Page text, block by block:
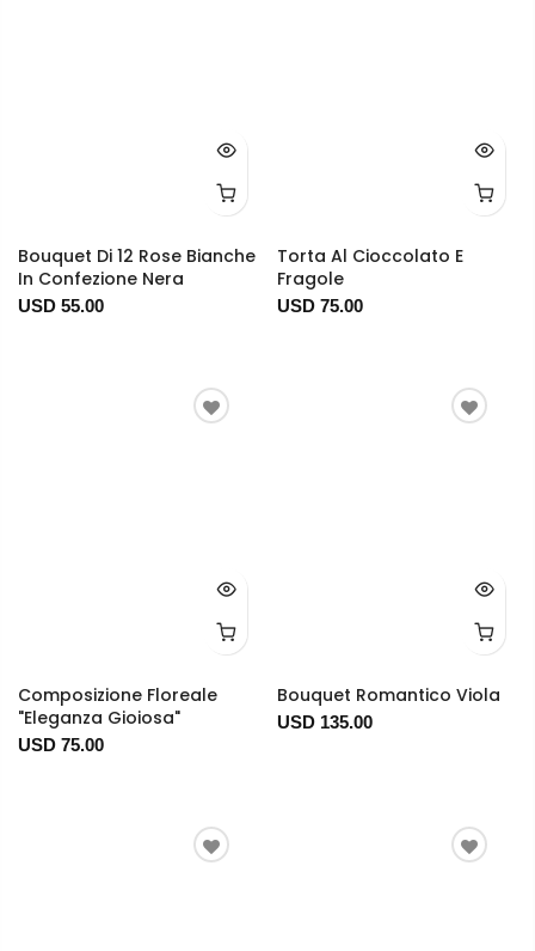
Bouquet Di 12 Rose Bianche
In Confezione Nera
USD 55.00
Torta Al Cioccolato E
Fragole
USD 75.00
Composizione Floreale
"Eleganza Gioiosa"
USD 75.00
Bouquet Romantico Viola
USD 135.00